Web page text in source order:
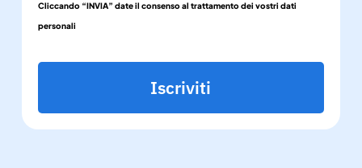
Cliccando “INVIA” date il consenso al trattamento dei vostri dati
personali
Iscriviti